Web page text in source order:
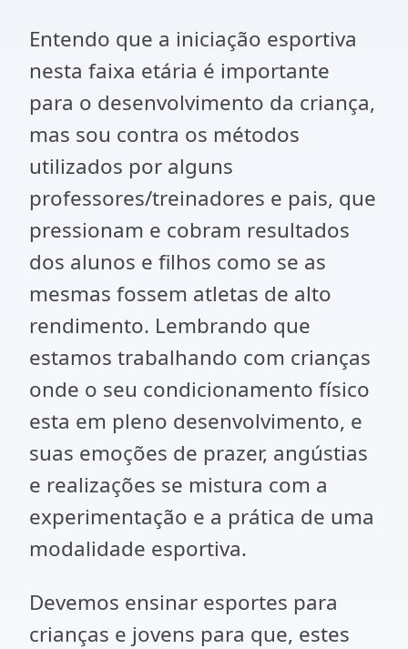
Entendo que a iniciação esportiva
nesta faixa etária é importante
para o desenvolvimento da criança,
mas sou contra os métodos
utilizados por alguns
professores/treinadores e pais, que
pressionam e cobram resultados
dos alunos e filhos como se as
mesmas fossem atletas de alto
rendimento. Lembrando que
estamos trabalhando com crianças
onde o seu condicionamento físico
esta em pleno desenvolvimento, e
suas emoções de prazer, angústias
e realizações se mistura com a
experimentação e a prática de uma
modalidade esportiva.
Devemos ensinar esportes para
crianças e jovens para que, estes